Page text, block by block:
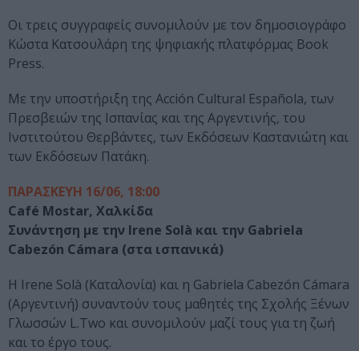
Οι τρεις συγγραφείς συνομιλούν με τον δημοσιογράφο
Κώστα Κατσουλάρη της ψηφιακής πλατφόρμας Book
Press.
Με την υποστήριξη της Acción Cultural Española, των
Πρεσβειών της Ισπανίας και της Αργεντινής, του
Ινστιτούτου Θερβάντες, των Εκδόσεων Καστανιώτη και
των Εκδόσεων Πατάκη.
ΠΑΡΑΣΚΕΥΗ 16/06, 18:00
Café Mostar, Χαλκίδα
Συνάντηση με την Irene Solà και την Gabriela
Cabezón Cámara (στα ισπανικά)
Η Irene Solà (Καταλονία) και η Gabriela Cabezón Cámara
(Αργεντινή) συναντούν τους μαθητές της Σχολής Ξένων
Γλωσσών L.Two και συνομιλούν μαζί τους για τη ζωή
και το έργο τους.